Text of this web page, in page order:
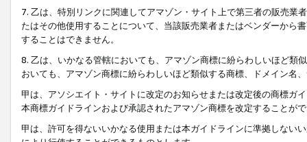
7. 乙は、特別リンクに関連してアマゾン・サイト上で第三者の販売
たはその他使用することについて、当該販売業者またはベンダーから
することはできません。
8. 乙は、いかなる管轄においても、アマゾン商標に紛らわしいほど類
おいても、アマゾン商標に紛らわしいほど類似する商標、ドメイン名
甲は、アソシエイト・サイトに改定のお知らせまたは改定後の商標ガ
本商標ガイドラインおよび承認されたアマゾン商標を改定することが
甲は、許可を得ないいかなる使用または本ガイドラインに準拠しない